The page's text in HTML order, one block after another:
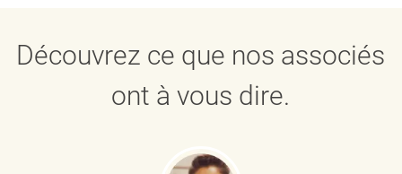
Découvrez ce que nos associés
ont à vous dire.